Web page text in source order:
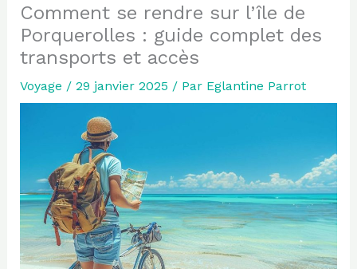
Comment se rendre sur l’île de
Porquerolles : guide complet des
transports et accès
Voyage / 29 janvier 2025 / Par Eglantine Parrot